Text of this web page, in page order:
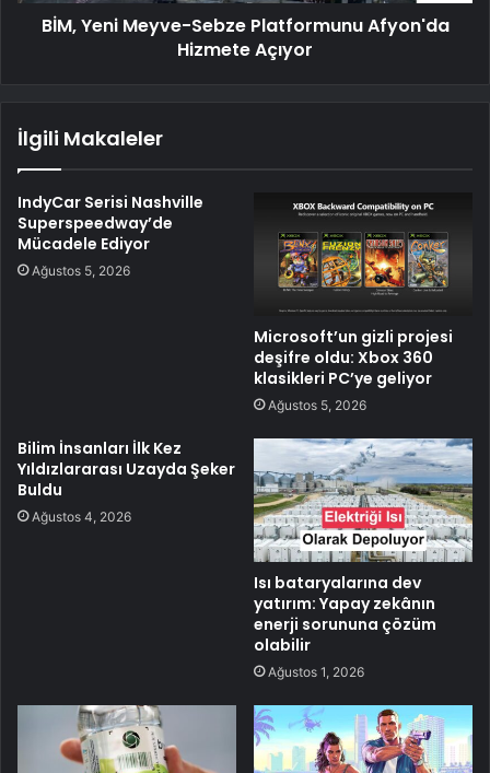
BİM, Yeni Meyve-Sebze Platformunu Afyon'da
Hizmete Açıyor
İlgili Makaleler
IndyCar Serisi Nashville
Superspeedway’de
Mücadele Ediyor
Ağustos 5, 2026
Microsoft’un gizli projesi
deşifre oldu: Xbox 360
klasikleri PC’ye geliyor
Ağustos 5, 2026
Bilim İnsanları İlk Kez
Yıldızlararası Uzayda Şeker
Buldu
Ağustos 4, 2026
Isı bataryalarına dev
yatırım: Yapay zekânın
enerji sorununa çözüm
olabilir
Ağustos 1, 2026